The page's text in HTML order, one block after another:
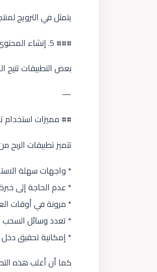
يتمثل في الترويج
### 5. إنشاء المحتوى
بعض التطبيقات تتيح
—
## مميزات استخدام
تتميز تطبيقات الربح
* واجهات سهلة
* عدم الحاجة إلى
* مرونة في أوقات
* تعدد وسائل السحب
* إمكانية تحقيق
كما أن أغلب هذه